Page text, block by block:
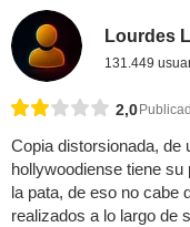
Lourdes
131.449
2,0
Copia distorsionada, de
hollywoodiense tiene
la pata, de eso no cabe
realizados a lo largo de